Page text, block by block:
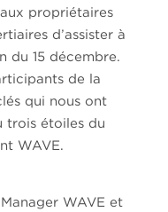
propriétaires
d’assister à
du 15 décembre.
de la
qui nous ont
trois étoiles du
WAVE.
WAVE et